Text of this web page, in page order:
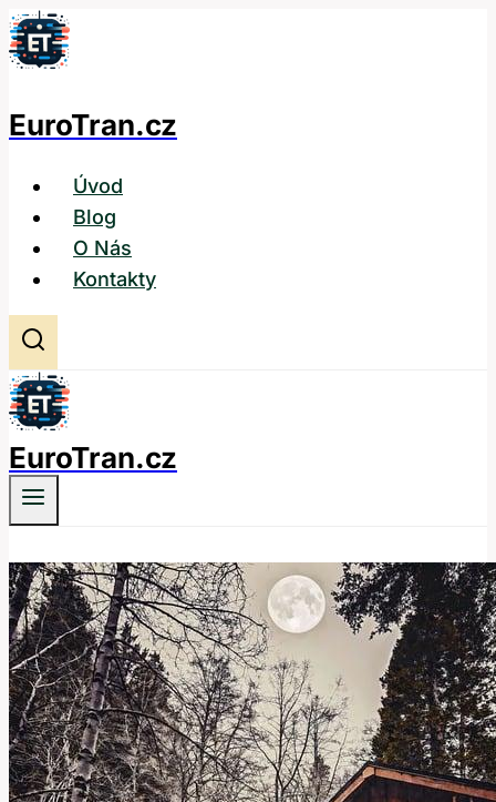
Přeskočit
na
EuroTran.cz
Úvod
Blog
O Nás
Kontakty
EuroTran.cz